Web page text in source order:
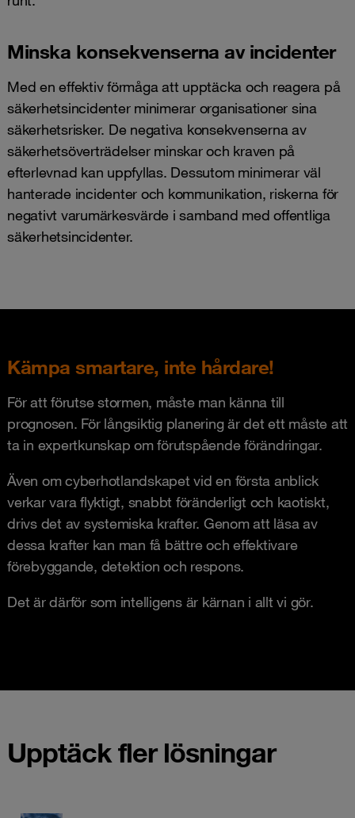
Minska konsekvenserna av incidenter
Med en effektiv förmåga att upptäcka och reagera på
säkerhetsincidenter minimerar organisationer sina
säkerhetsrisker. De negativa konsekvenserna av
säkerhetsöverträdelser minskar och kraven på
efterlevnad kan uppfyllas. Dessutom minimerar väl
hanterade incidenter och kommunikation, riskerna för
negativt varumärkesvärde i samband med offentliga
säkerhetsincidenter.
Kämpa smartare, inte hårdare!
För att förutse stormen, måste man känna till
prognosen. För långsiktig planering är det ett måste att
ta in expertkunskap om förutspående förändringar.
Även om cyberhotlandskapet vid en första anblick
verkar vara flyktigt, snabbt föränderligt och kaotiskt,
drivs det av systemiska krafter. Genom att läsa av
dessa krafter kan man få bättre och effektivare
förebyggande, detektion och respons.
Det är därför som intelligens är kärnan i allt vi gör.
Upptäck fler lösningar